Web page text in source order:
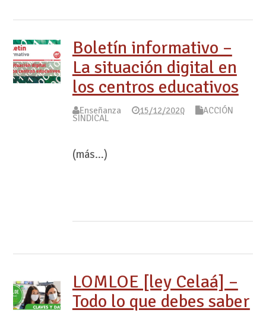
Boletín informativo –
La situación digital en
los centros educativos
Enseñanza 15/12/2020 ACCIÓN
SINDICAL
(más…)
LOMLOE [ley Celaá] –
Todo lo que debes saber